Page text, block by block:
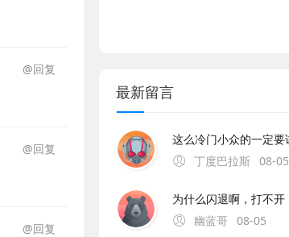
@回复
@回复
@回复
最新留言
丁度巴拉斯 08-05
为什么闪退啊，打不开
幽蓝哥
08-05